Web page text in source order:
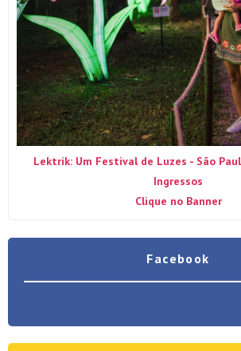
Lektrik: Um Festival de Luzes - São
Ingressos
Clique no Banner
Facebook